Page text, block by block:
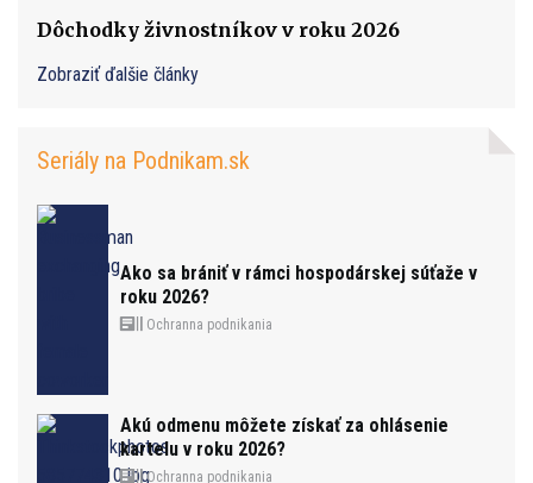
Dôchodky živnostníkov v roku 2026
Zobraziť ďalšie články
Seriály na Podnikam.sk
Ako sa brániť v rámci hospodárskej súťaže v
roku 2026?
Ochranna podnikania
Akú odmenu môžete získať za ohlásenie
kartelu v roku 2026?
Ochranna podnikania